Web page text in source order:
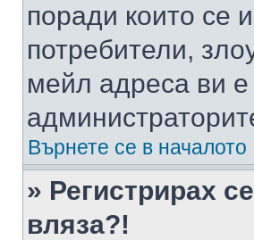
поради които се
потребители,
мейл адреса ви
Върнете се в началото
» Регистрирах
вляза?!